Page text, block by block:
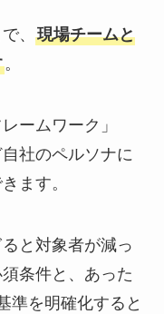
、 現場チームと
。
ームワーク」
社のペルソナに
ます。
と対象者が減っ
条件と、あった
準を明確化すると